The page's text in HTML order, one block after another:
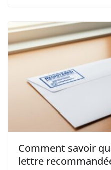
Comment savoir
lettre